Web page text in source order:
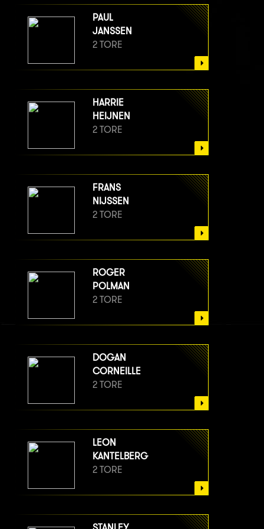
PAUL
JANSSEN
2 TORE
HARRIE
HEIJNEN
2 TORE
FRANS
NIJSSEN
2 TORE
ROGER
POLMAN
2 TORE
DOGAN
CORNEILLE
2 TORE
LEON
KANTELBERG
2 TORE